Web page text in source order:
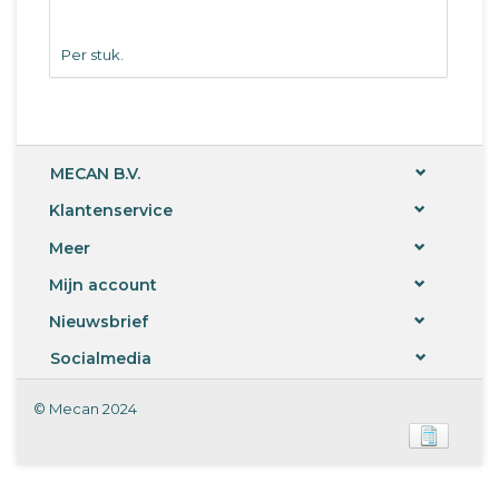
Per stuk.
MECAN B.V.
Klantenservice
Meer
Mijn account
Nieuwsbrief
Socialmedia